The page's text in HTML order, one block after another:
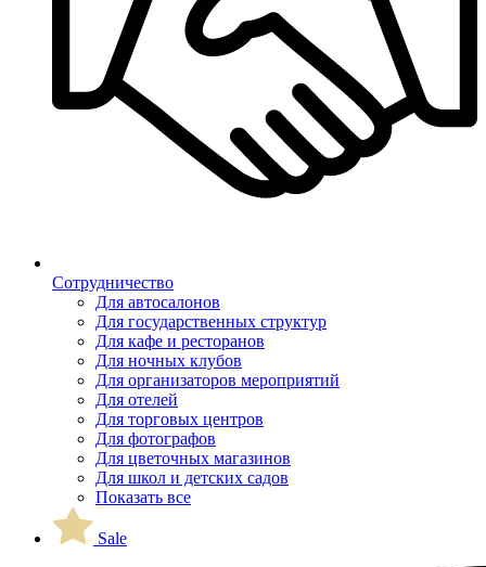
Сотрудничество
Для автосалонов
Для государственных структур
Для кафе и ресторанов
Для ночных клубов
Для организаторов мероприятий
Для отелей
Для торговых центров
Для фотографов
Для цветочных магазинов
Для школ и детских садов
Показать все
Sale